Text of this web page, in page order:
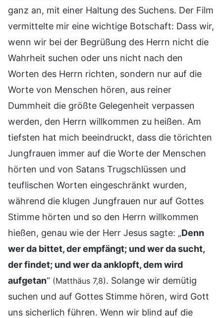
ganz an, mit einer Haltung des Suchens. Der Film
vermittelte mir eine wichtige Botschaft: Dass wir,
wenn wir bei der Begrüßung des Herrn nicht die
Wahrheit suchen oder uns nicht nach den
Worten des Herrn richten, sondern nur auf die
Worte von Menschen hören, aus reiner
Dummheit die größte Gelegenheit verpassen
werden, den Herrn willkommen zu heißen. Am
tiefsten hat mich beeindruckt, dass die törichten
Jungfrauen immer auf die Worte der Menschen
hörten und von Satans Trugschlüssen und
teuflischen Worten eingeschränkt wurden,
während die klugen Jungfrauen nur auf Gottes
Stimme hörten und so den Herrn willkommen
hießen, genau wie der Herr Jesus sagte: „Denn
wer da bittet, der empfängt; und wer da sucht,
der findet; und wer da anklopft, dem wird
aufgetan“ (Matthäus 7,8). Solange wir demütig
suchen und auf Gottes Stimme hören, wird Gott
uns sicherlich führen. Wenn wir blind auf die